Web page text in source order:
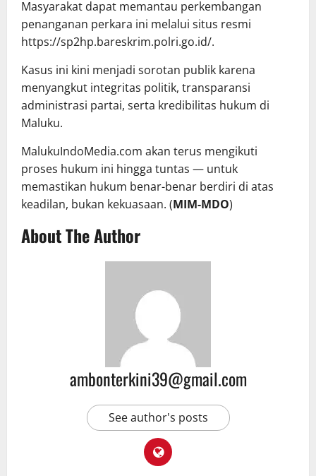
Masyarakat dapat memantau perkembangan
penanganan perkara ini melalui situs resmi
https://sp2hp.bareskrim.polri.go.id/.
Kasus ini kini menjadi sorotan publik karena
menyangkut integritas politik, transparansi
administrasi partai, serta kredibilitas hukum di
Maluku.
MalukuIndoMedia.com akan terus mengikuti
proses hukum ini hingga tuntas — untuk
memastikan hukum benar-benar berdiri di atas
keadilan, bukan kekuasaan. (MIM-MDO)
About The Author
ambonterkini39@gmail.com
See author's posts